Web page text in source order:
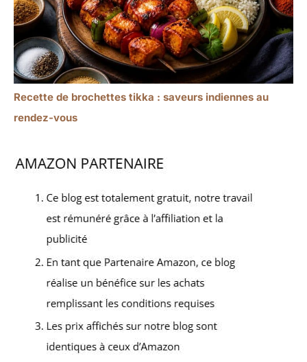
Recette de brochettes tikka : saveurs indiennes au
rendez-vous